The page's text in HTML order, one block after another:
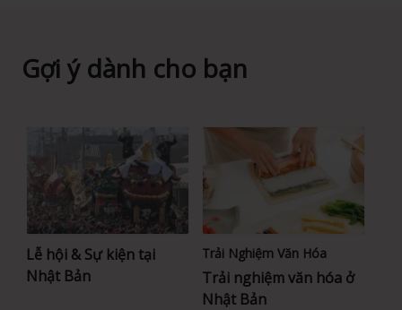
Gợi ý dành cho bạn
Lễ hội & Sự kiện tại
Nhật Bản
Trải Nghiệm Văn Hóa
Trải nghiệm văn hóa ở
Nhật Bản